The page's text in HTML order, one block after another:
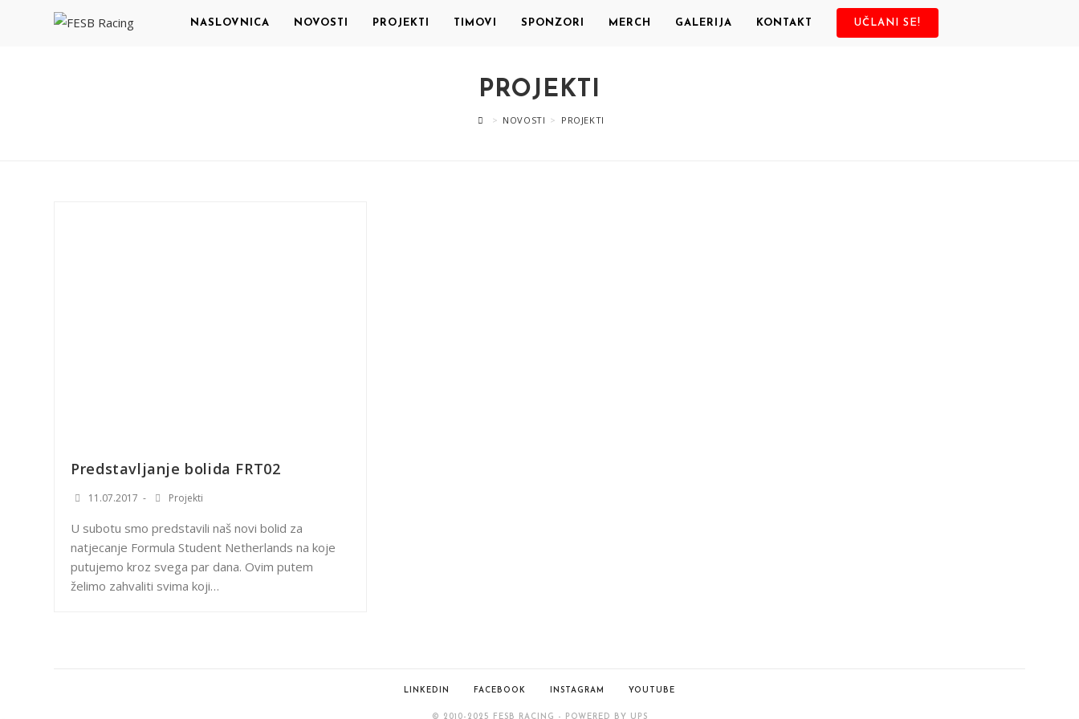
NASLOVNICA NOVOSTI PROJEKTI TIMOVI SPONZORI MERCH GALERIJA KONTAKT UČLANI SE!
PROJEKTI
> NOVOSTI > PROJEKTI
Predstavljanje bolida FRT02
11.07.2017 Projekti
U subotu smo predstavili naš novi bolid za
natjecanje Formula Student Netherlands na koje
putujemo kroz svega par dana. Ovim putem
želimo zahvaliti svima koji…
LINKEDIN FACEBOOK INSTAGRAM YOUTUBE
© 2010-2025 FESB RACING - POWERED BY UPS